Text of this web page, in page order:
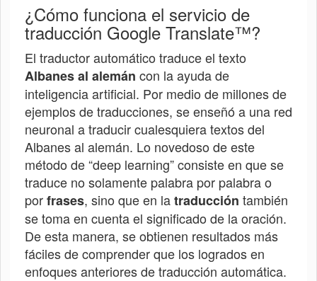
¿Cómo funciona el servicio de
traducción Google Translate™?
El traductor automático traduce el texto
Albanesal alemán con la ayuda de
inteligencia artificial. Por medio de millones de
ejemplos de traducciones, se enseñó a una red
neuronal a traducir cualesquiera textos del
Albanesal alemán. Lo novedoso de este
método de “deep learning” consiste en que se
traduce no solamente palabra por palabra o
porfrases, sino que en latraducción también
se toma en cuenta el significado de la oración.
De esta manera, se obtienen resultados más
fáciles de comprender que los logrados en
enfoques anteriores de traducción automática.